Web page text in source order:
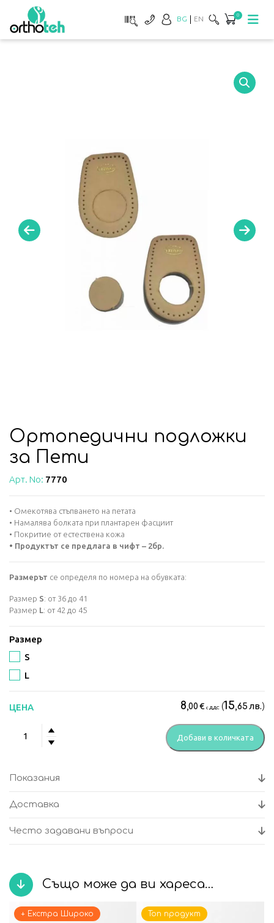
BG EN 0
Ортопедични подложки
за Пети
Арт. No: 7770
• Омекотява стъпването на петата
• Намалява болката при плантарен фасциит
• Покритие от естествена кожа
• Продуктът се предлага в чифт – 2бр.
Размерът се определя по номера на обувката:
Размер S: от 36 до 41
Размер L: от 42 до 45
Размер
S
L
ЦЕНА 8,00 € с ДДС (15,65 лв.)
количество
за
Добави в количката
Показания
Доставка
Често задавани въпроси
Също може да ви хареса…
+ Екстра Широко Топ продукт